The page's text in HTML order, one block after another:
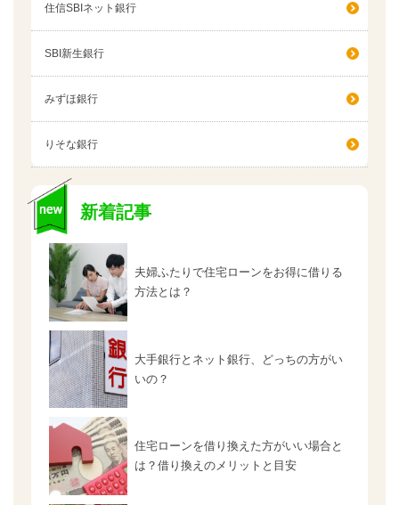
住信SBIネット銀行
SBI新生銀行
みずほ銀行
りそな銀行
新着記事
夫婦ふたりで住宅ローンをお得に借りる
方法とは？
大手銀行とネット銀行、どっちの方がい
いの？
住宅ローンを借り換えた方がいい場合と
は？借り換えのメリットと目安